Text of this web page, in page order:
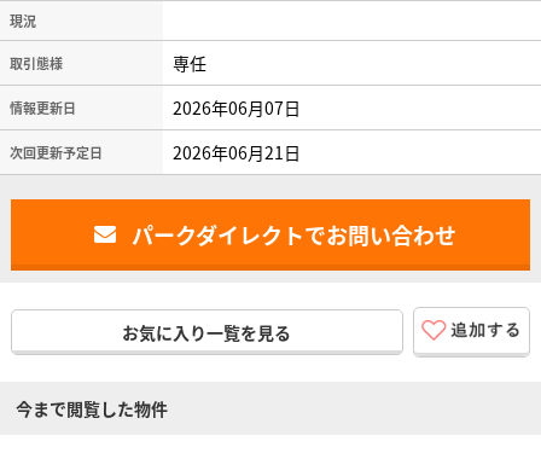
現況
取引態様 専任
情報更新日 2026年06月07日
次回更新予定日 2026年06月21日
パークダイレクトでお問い合わせ
お気に入り一覧を見る
今まで閲覧した物件